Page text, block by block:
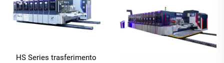
HS Series trasferimento